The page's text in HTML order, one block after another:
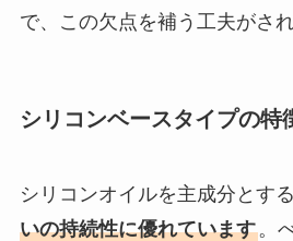
で、この欠点を補う工夫がさ
シリコンベースタイプの特
シリコンオイルを主成分とす
いの持続性に優れています。